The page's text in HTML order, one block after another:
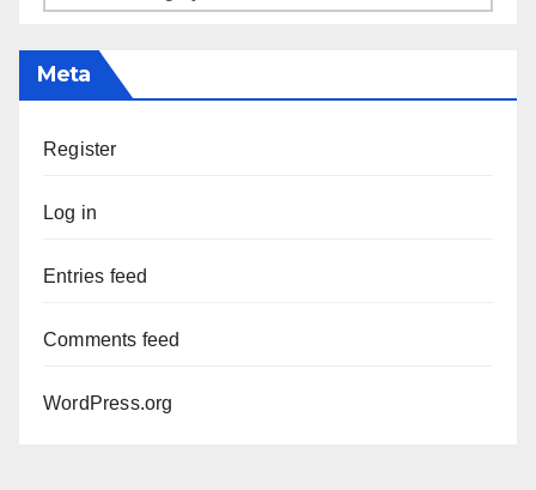
Meta
Register
Log in
Entries feed
Comments feed
WordPress.org